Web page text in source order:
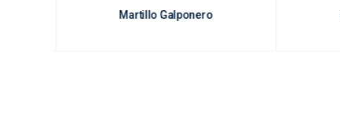
Martillo Galponero